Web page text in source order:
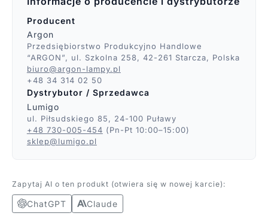
Producent
Argon
Przedsiębiorstwo Produkcyjno Handlowe
“ARGON”, ul. Szkolna 258, 42-261 Starcza, Polska
biuro@argon-lampy.pl
+48 34 314 02 50
Dystrybutor / Sprzedawca
Lumigo
ul. Piłsudskiego 85, 24-100 Puławy
+48 730-005-454 (Pn-Pt 10:00–15:00)
sklep@lumigo.pl
Zapytaj AI o ten produkt (otwiera się w nowej karcie):
ChatGPT Claude